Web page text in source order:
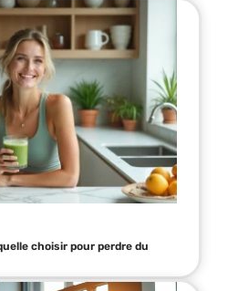
choisir pour perdre du